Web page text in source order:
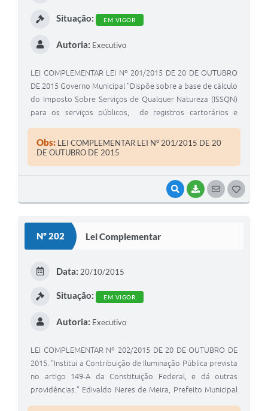
VISUALIZAR
BAIXARSEGUIR
Situação: EM VIGOR
Autoria: Executivo
LEI COMPLEMENTAR LEI Nº 201/2015 DE 20 DE OUTUBRO
DE 2015 Governo Municipal "Dispõe sobre a base de cálculo
do Imposto Sobre Serviços de Qualquer Natureza (ISSQN)
para os serviços públicos, de registros cartorários e
Coronel Macedo , Estado de São Paulo , usando de suas
atribuições legais
Obs: LEI COMPLEMENTAR LEI Nº 201/2015 DE 20
DE OUTUBRO DE 2015
Nº 202 Lei Complementar
Data: 20/10/2015
Situação: EM VIGOR
Autoria: Executivo
LEI COMPLEMENTAR Nº 202/2015 DE 20 DE OUTUBRO DE
2015. "Institui a Contribuição de Iluminação Pública prevista
no artigo 149-A da Constituição Federal, e dá outras
providências." Edivaldo Neres de Meira, Prefeito Municipal